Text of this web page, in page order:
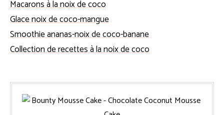
Macarons à la noix de coco
Glace noix de coco-mangue
Smoothie ananas-noix de coco-banane
Collection de recettes à la noix de coco